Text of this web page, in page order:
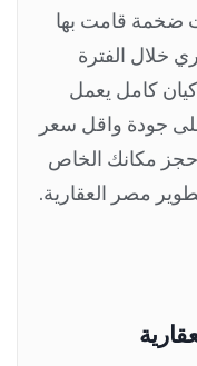
ضخمة قامت بها
خلال الفترة
كامل يعمل
جودة واقل سعر
مكانك الخاص
مصر العقارية.